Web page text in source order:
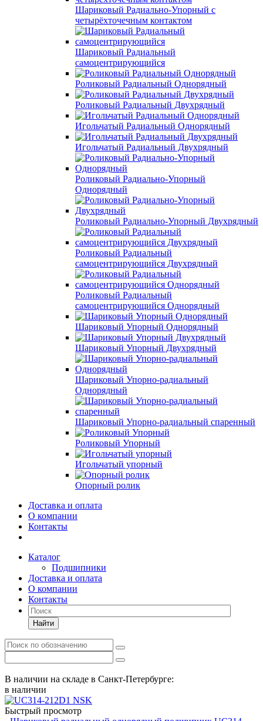
Шариковый Радиально-Упорный с
четырёхточечным контактом
Шариковый Радиальный
самоцентрирующийся
Роликовый Радиальный Однорядный
Роликовый Радиальный Двухрядный
Игольчатый Радиальный Однорядный
Игольчатый Радиальный Двухрядный
Роликовый Радиально-Упорный
Однорядный
Роликовый Радиально-Упорный Двухрядный
Роликовый Радиальный
самоцентрирующийся Двухрядный
Роликовый Радиальный
самоцентрирующийся Однорядный
Шариковый Упорный Однорядный
Шариковый Упорный Двухрядный
Шариковый Упорно-радиальный
Однорядный
Шариковый Упорно-радиальный спаренный
Роликовый Упорный
Игольчатый упорный
Опорный ролик
Доставка и оплата
О компании
Контакты
Каталог
Подшипники
Доставка и оплата
О компании
Контакты
Найти
В наличии на складе в Санкт-Петербурге:
в наличии
Быстрый просмотр